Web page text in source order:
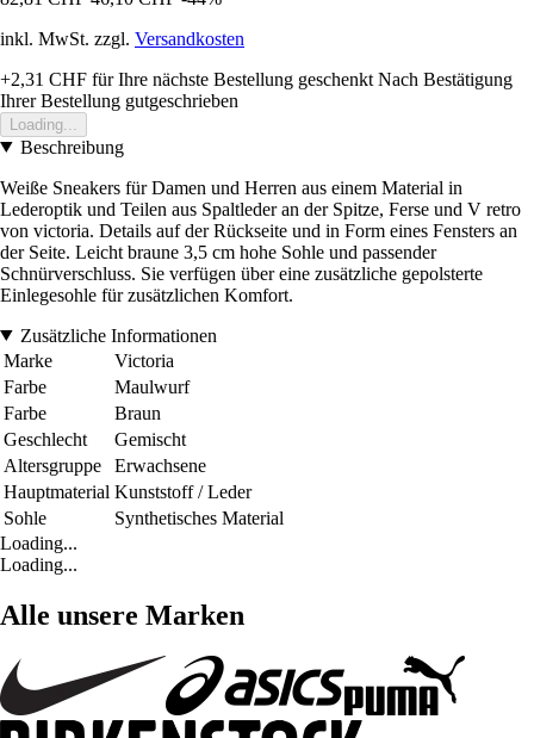
inkl. MwSt. zzgl. Versandkosten
+2,31 CHF für Ihre nächste Bestellung geschenkt Nach Bestätigung
Ihrer Bestellung gutgeschrieben
Loading...
Beschreibung
Weiße Sneakers für Damen und Herren aus einem Material in
Lederoptik und Teilen aus Spaltleder an der Spitze, Ferse und V retro
von victoria. Details auf der Rückseite und in Form eines Fensters an
der Seite. Leicht braune 3,5 cm hohe Sohle und passender
Schnürverschluss. Sie verfügen über eine zusätzliche gepolsterte
Einlegesohle für zusätzlichen Komfort.
Zusätzliche Informationen
Marke
Victoria
Farbe
Maulwurf
Farbe
Braun
Geschlecht
Gemischt
Altersgruppe
Erwachsene
Hauptmaterial Kunststoff / Leder
Sohle
Synthetisches Material
Loading...
Loading...
Alle unsere Marken